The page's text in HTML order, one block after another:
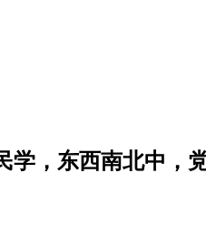
学，东西南北中